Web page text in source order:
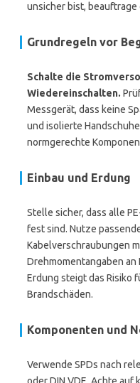
unsicher bist,
Grundregeln vor
Schalte die
Wiedereinschalten.
Messgerät, dass keine
und isolierte
normgerechte
Einbau und Erdung
Stelle sicher, dass alle
fest sind. Nutze
Kabelverschraubungen
Drehmomentangaben
Erdung steigt das Risiko
Brandschäden.
Komponenten und
Verwende SPDs nach